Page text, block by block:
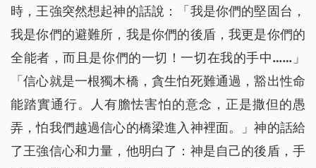
時，王強突然想起神的話說：
「我是你們的堅固台，
我是你們的避難所，我是你們的後盾，我更是你們的
全能者，而且是你們的一切！一切在我的手中……」
「信心就是一根獨木橋，貪生怕死難通過，豁出性命
能踏實通行。人有膽怯害怕的意念，正是撒但的愚
弄，怕我們越過信心的橋梁進入神裡面。」神的話給
了王強信心和力量，他明白了：神是自己的後盾，手